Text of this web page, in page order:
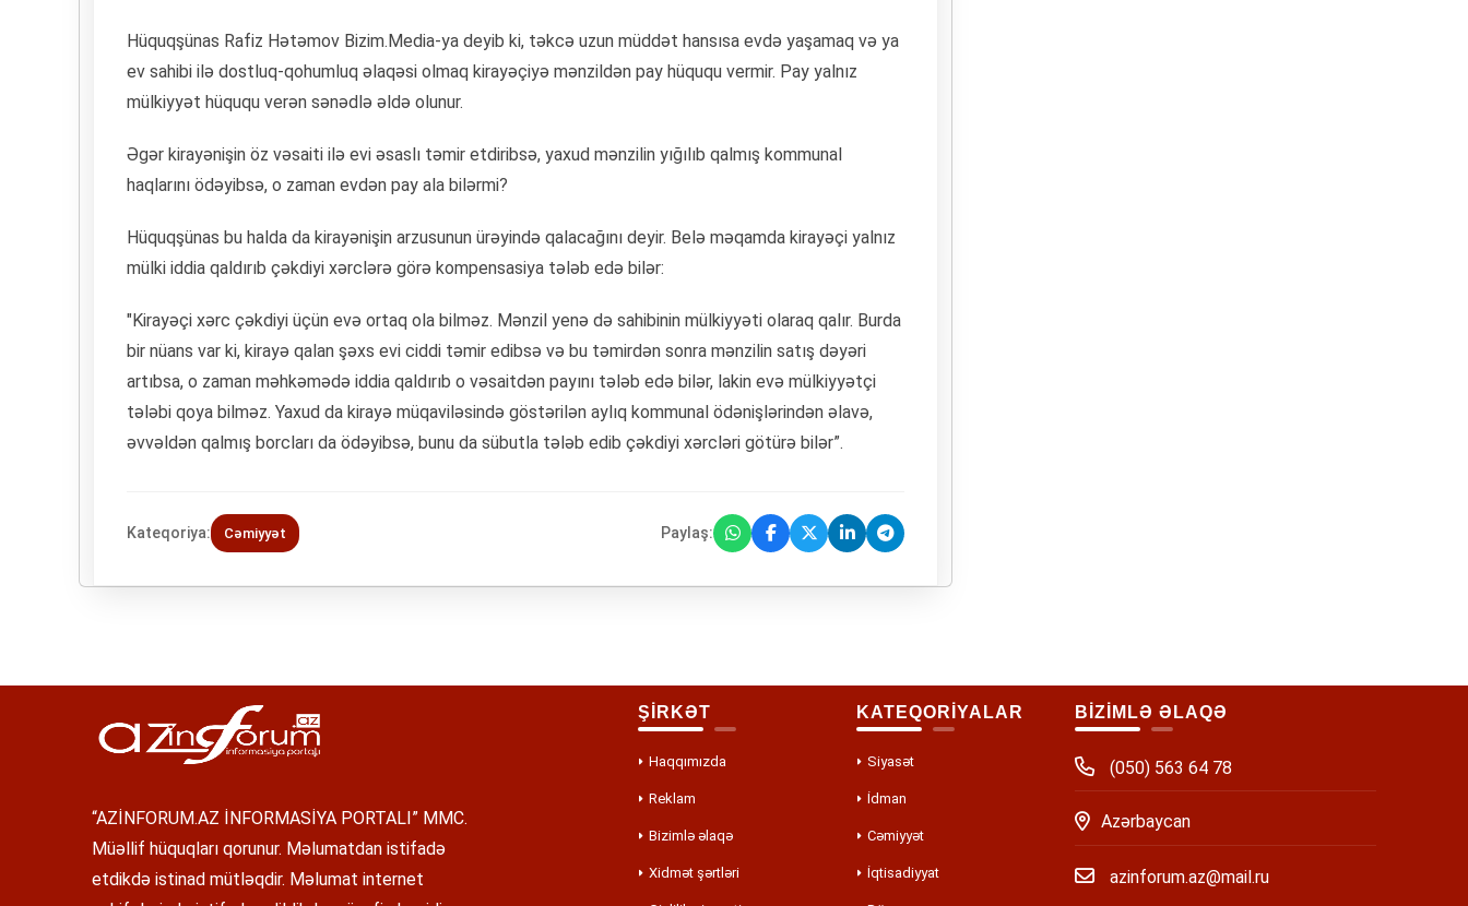
Hüquqşünas Rafiz Hətəmov Bizim.Media-ya deyib ki, təkcə uzun müddət hansısa evdə yaşamaq və ya
ev sahibi ilə dostluq-qohumluq əlaqəsi olmaq kirayəçiyə mənzildən pay hüququ vermir. Pay yalnız
mülkiyyət hüququ verən sənədlə əldə olunur.
Əgər kirayənişin öz vəsaiti ilə evi əsaslı təmir etdiribsə, yaxud mənzilin yığılıb qalmış kommunal
haqlarını ödəyibsə, o zaman evdən pay ala bilərmi?
Hüquqşünas bu halda da kirayənişin arzusunun ürəyində qalacağını deyir. Belə məqamda kirayəçi yalnız
mülki iddia qaldırıb çəkdiyi xərclərə görə kompensasiya tələb edə bilər:
"Kirayəçi xərc çəkdiyi üçün evə ortaq ola bilməz. Mənzil yenə də sahibinin mülkiyyəti olaraq qalır. Burda
bir nüans var ki, kirayə qalan şəxs evi ciddi təmir edibsə və bu təmirdən sonra mənzilin satış dəyəri
artıbsa, o zaman məhkəmədə iddia qaldırıb o vəsaitdən payını tələb edə bilər, lakin evə mülkiyyətçi
tələbi qoya bilməz. Yaxud da kirayə müqaviləsində göstərilən aylıq kommunal ödənişlərindən əlavə,
əvvəldən qalmış borcları da ödəyibsə, bunu da sübutla tələb edib çəkdiyi xərcləri götürə bilər”.
Kateqoriya: Cəmiyyət Paylaş:
“AZİNFORUM.AZ İNFORMASİYA PORTALI” MMC.
Müəllif hüquqları qorunur. Məlumatdan istifadə
etdikdə istinad mütləqdir. Məlumat internet
ŞİRKƏT
Haqqımızda
Reklam
Bizimlə əlaqə
Xidmət şərtləri
KATEQORİYALAR
Siyasət
İdman
Cəmiyyət
İqtisadiyyat
BİZİMLƏ ƏLAQƏ
(050) 563 64 78
Azərbaycan
azinforum.az@mail.ru